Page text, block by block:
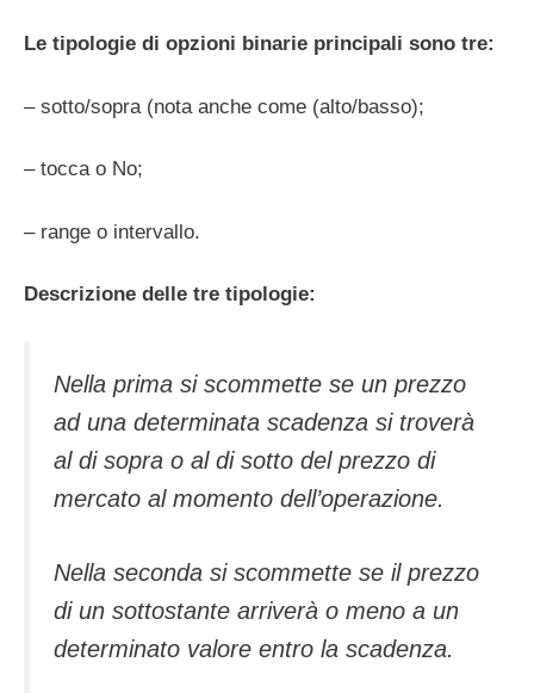
Le tipologie di opzioni binarie principali sono tre:
– sotto/sopra (nota anche come (alto/basso);
– tocca o No;
– range o intervallo.
Descrizione delle tre tipologie:
Nella prima si scommette se un prezzo
ad una determinata scadenza si troverà
al di sopra o al di sotto del prezzo di
mercato al momento dell’operazione.
Nella seconda si scommette se il prezzo
di un sottostante arriverà o meno a un
determinato valore entro la scadenza.